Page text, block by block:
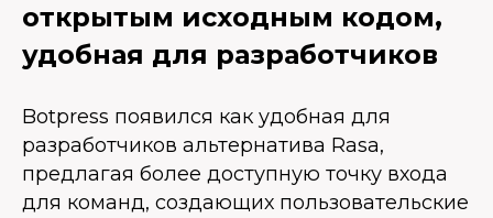
открытым исходным кодом,
удобная для разработчиков
Botpress появился как удобная для
разработчиков альтернатива Rasa,
предлагая более доступную точку входа
для команд, создающих пользовательские